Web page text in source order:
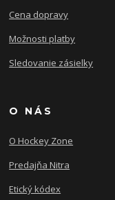
Cena dopravy
Možnosti platby
Sledovanie zásielky
O NÁS
O Hockey Zone
Predajňa Nitra
Etický kódex